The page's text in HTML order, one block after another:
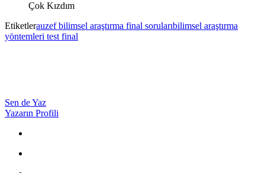
Çok Kızdım
Etiketlerauzef bilimsel araştırma final sorularıbilimsel araştırma
yöntemleri test final
Sen de Yaz
Yazarın Profili